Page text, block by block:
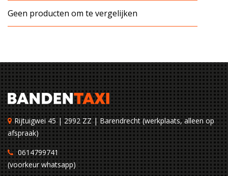
Geen producten om te vergelijken
Rijtuigwei 45 | 2992 ZZ | Barendrecht (werkplaats, alleen op
afspraak)
0614799741
(voorkeur whatsapp)